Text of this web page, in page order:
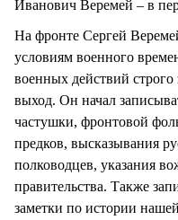
Иванович Веремей – в
На фронте Сергей
условиям военного
военных действий
выход. Он начал
частушки, фронтовой
предков, высказывания
полководцев, указания
правительства. Также
заметки по истории